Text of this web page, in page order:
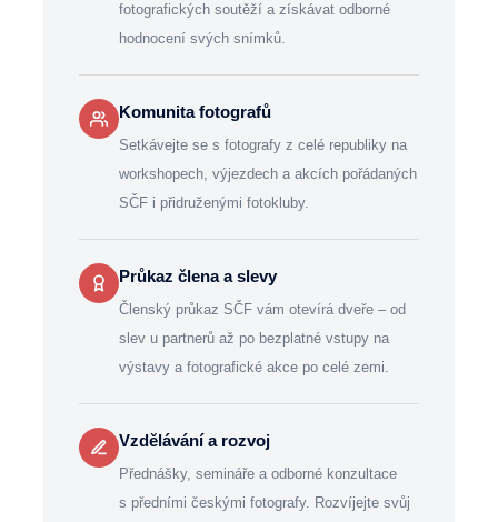
fotografických soutěží a získávat odborné
hodnocení svých snímků.
Komunita fotografů
Setkávejte se s fotografy z celé republiky na
workshopech, výjezdech a akcích pořádaných
SČF i přidruženými fotokluby.
Průkaz člena a slevy
Členský průkaz SČF vám otevírá dveře – od
slev u partnerů až po bezplatné vstupy na
výstavy a fotografické akce po celé zemi.
Vzdělávání a rozvoj
Přednášky, semináře a odborné konzultace
s předními českými fotografy. Rozvíjejte svůj